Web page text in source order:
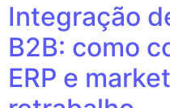
Integração
B2B: como
ERP e